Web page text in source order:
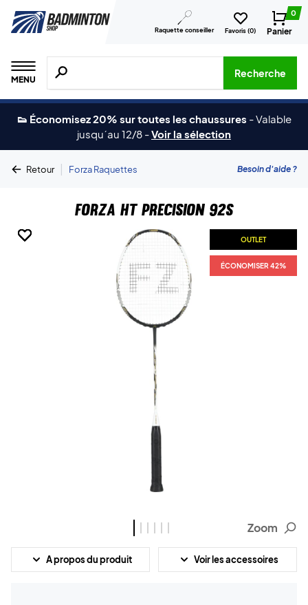
Raquette conseiller Favoris (0)
0
Panier
MENU
Recherche de produits, de marques, etc.
Recherche
👟 Économisez 20% sur toutes les chaussures -Valable
jusqu´au 12/8 -Voir la sélection
Retour | Forza Raquettes Besoin d'aide ?
Forza HT Precision 92S
OUTLET
ÉCONOMISER 42%
OUTLET
ÉCONOMISER 42%
OUTLET
ÉCONOMISER 42%
OUTLET
ÉCONOMISER 42%
OUTLET
ÉCONOMISER 42%
OUTLET
ÉCONOMISER 42%
Zoom
A propos du produit Voir les accessoires